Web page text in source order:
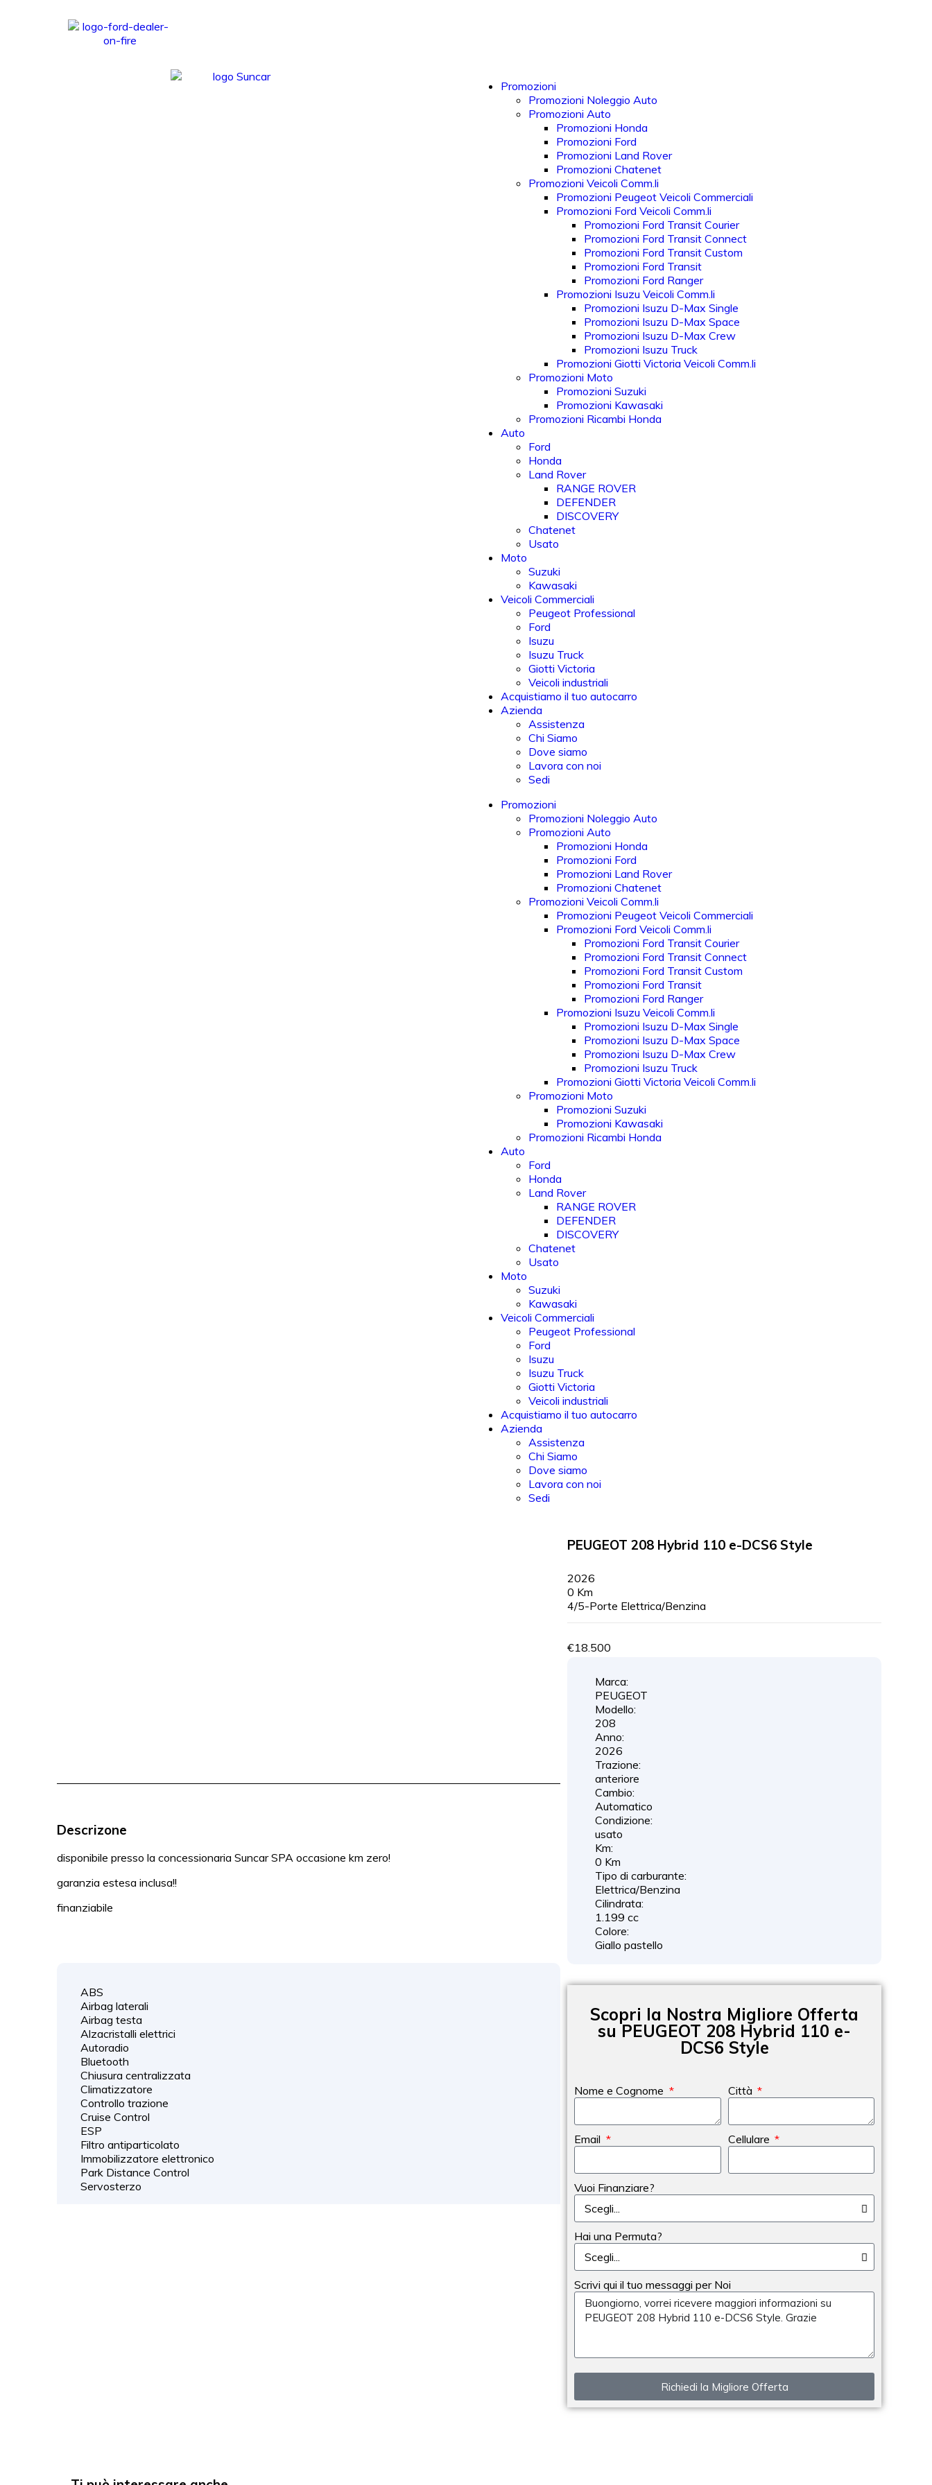
Promozioni
Promozioni Noleggio Auto
Promozioni Auto
Promozioni Honda
Promozioni Ford
Promozioni Land Rover
Promozioni Chatenet
Promozioni Veicoli Comm.li
Promozioni Peugeot Veicoli Commerciali
Promozioni Ford Veicoli Comm.li
Promozioni Ford Transit Courier
Promozioni Ford Transit Connect
Promozioni Ford Transit Custom
Promozioni Ford Transit
Promozioni Ford Ranger
Promozioni Isuzu Veicoli Comm.li
Promozioni Isuzu D-Max Single
Promozioni Isuzu D-Max Space
Promozioni Isuzu D-Max Crew
Promozioni Isuzu Truck
Promozioni Giotti Victoria Veicoli Comm.li
Promozioni Moto
Promozioni Suzuki
Promozioni Kawasaki
Promozioni Ricambi Honda
Auto
Ford
Honda
Land Rover
RANGE ROVER
DEFENDER
DISCOVERY
Chatenet
Usato
Moto
Suzuki
Kawasaki
Veicoli Commerciali
Peugeot Professional
Ford
Isuzu
Isuzu Truck
Giotti Victoria
Veicoli industriali
Acquistiamo il tuo autocarro
Azienda
Assistenza
Chi Siamo
Dove siamo
Lavora con noi
Sedi
Promozioni
Promozioni Noleggio Auto
Promozioni Auto
Promozioni Honda
Promozioni Ford
Promozioni Land Rover
Promozioni Chatenet
Promozioni Veicoli Comm.li
Promozioni Peugeot Veicoli Commerciali
Promozioni Ford Veicoli Comm.li
Promozioni Ford Transit Courier
Promozioni Ford Transit Connect
Promozioni Ford Transit Custom
Promozioni Ford Transit
Promozioni Ford Ranger
Promozioni Isuzu Veicoli Comm.li
Promozioni Isuzu D-Max Single
Promozioni Isuzu D-Max Space
Promozioni Isuzu D-Max Crew
Promozioni Isuzu Truck
Promozioni Giotti Victoria Veicoli Comm.li
Promozioni Moto
Promozioni Suzuki
Promozioni Kawasaki
Promozioni Ricambi Honda
Auto
Ford
Honda
Land Rover
RANGE ROVER
DEFENDER
DISCOVERY
Chatenet
Usato
Moto
Suzuki
Kawasaki
Veicoli Commerciali
Peugeot Professional
Ford
Isuzu
Isuzu Truck
Giotti Victoria
Veicoli industriali
Acquistiamo il tuo autocarro
Azienda
Assistenza
Chi Siamo
Dove siamo
Lavora con noi
Sedi
Descrizone
disponibile presso la concessionaria Suncar SPA occasione km zero!
garanzia estesa inclusa!!
finanziabile
ABS
Airbag laterali
Airbag testa
Alzacristalli elettrici
Autoradio
Bluetooth
Chiusura centralizzata
Climatizzatore
Controllo trazione
Cruise Control
ESP
Filtro antiparticolato
Immobilizzatore elettronico
Park Distance Control
Servosterzo
PEUGEOT 208 Hybrid 110 e-DCS6 Style
2026
0 Km
4/5-Porte Elettrica/Benzina
€18.500
Marca:
PEUGEOT
Modello:
208
Anno:
2026
Trazione:
anteriore
Cambio:
Automatico
Condizione:
usato
Km:
0 Km
Tipo di carburante:
Elettrica/Benzina
Cilindrata:
1.199 cc
Colore:
Giallo pastello
Scopri la Nostra Migliore Offerta
su PEUGEOT 208 Hybrid 110 e-
DCS6 Style
Nome e Cognome Città
Email Cellulare
Vuoi Finanziare?
Hai una Permuta?
Scrivi qui il tuo messaggi per Noi
Richiedi la Migliore Offerta